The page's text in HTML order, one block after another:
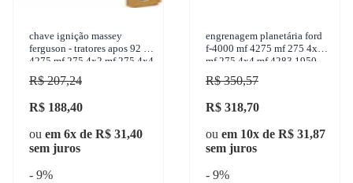
chave ignição massey
ferguson - tratores apos 92 -
4275 mf 275 4x2 mf 275 4x4
mf 4283 mf 292 4x4 -
facobras - 906.1059
R$ 207,24
R$ 188,40
ou em 6x de R$ 31,40
sem juros
- 9%
engrenagem planetária ford
f-4000 mf 4275 mf 275 4x2
mf 275 4x4 mf 4283 1950-
2015 unifap - uf-12.222
R$ 350,57
R$ 318,70
ou em 10x de R$ 31,87
sem juros
- 9%